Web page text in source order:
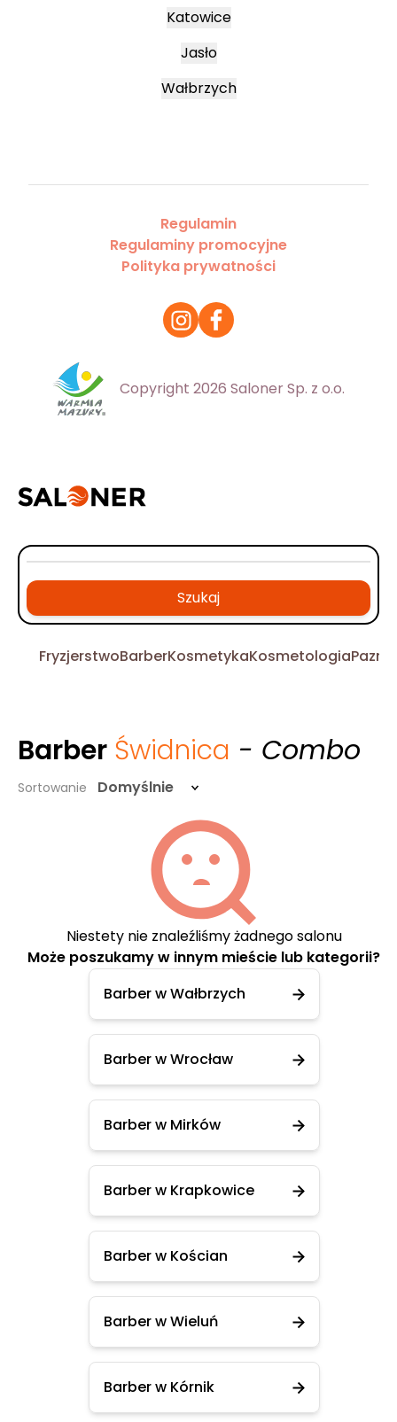
Katowice
Jasło
Wałbrzych
Regulamin
Regulaminy promocyjne
Polityka prywatności
Copyright 2026 Saloner Sp. z o.o.
Szukaj
FryzjerstwoBarberKosmetykaKosmetologia
Barber Świdnica - Combo
Sortowanie Domyślnie
Niestety nie znaleźliśmy żadnego salonu
Może poszukamy w innym mieście lub kategorii?
Barber w Wałbrzych
Barber w Wrocław
Barber w Mirków
Barber w Krapkowice
Barber w Kościan
Barber w Wieluń
Barber w Kórnik